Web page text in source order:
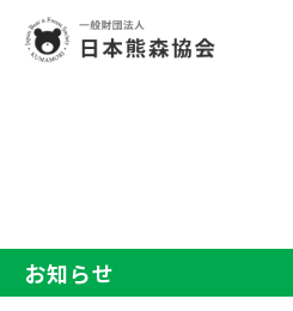
お知らせ